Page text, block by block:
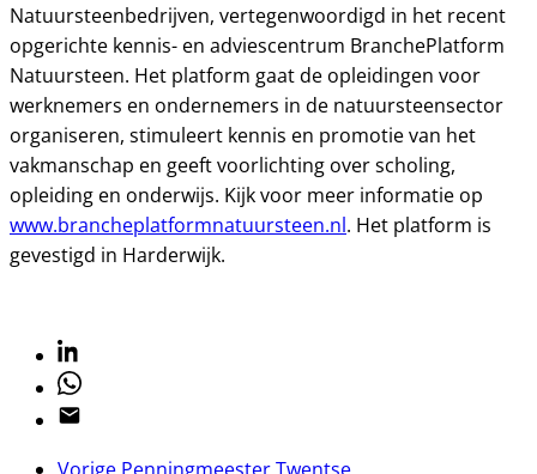
Natuursteenbedrijven, vertegenwoordigd in het recent
opgerichte kennis- en adviescentrum BranchePlatform
Natuursteen. Het platform gaat de opleidingen voor
werknemers en ondernemers in de natuursteensector
organiseren, stimuleert kennis en promotie van het
vakmanschap en geeft voorlichting over scholing,
opleiding en onderwijs. Kijk voor meer informatie op
www.brancheplatformnatuursteen.nl. Het platform is
gevestigd in Harderwijk.
Linkedin
Whatsapp
Email